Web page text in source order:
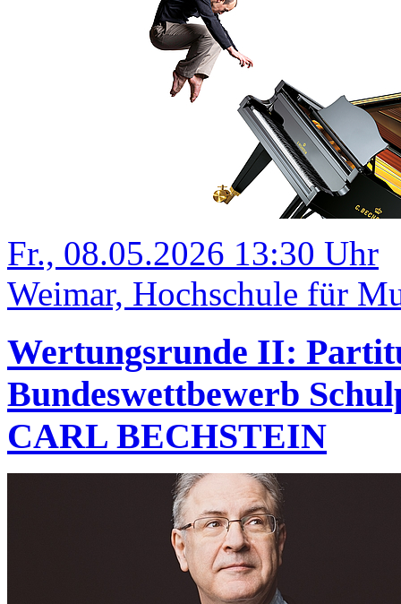
Fr., 08.05.2026 13:30 Uhr
Weimar, Hochschule für
Wertungsrunde II:
Bundeswettbewerb
CARL BECHSTEIN